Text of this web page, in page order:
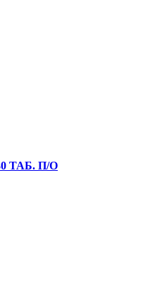
ТАБ. П/О